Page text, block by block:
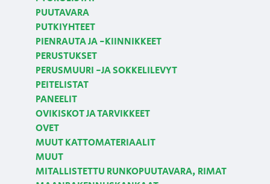
PUUTAVARA
PUTKIYHTEET
PIENRAUTA JA -KIINNIKKEET
PERUSTUKSET
PERUSMUURI -JA SOKKELILEVYT
PEITELISTAT
PANEELIT
OVIKISKOT JA TARVIKKEET
OVET
MUUT KATTOMATERIAALIT
MUUT
MITALLISTETTU RUNKOPUUTAVARA, RIMAT